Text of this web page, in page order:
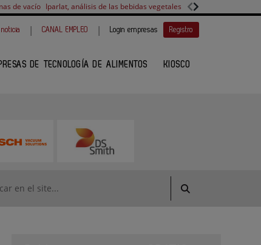
de vacío Iparlat, análisis de las bebidas vegetales FANUC, colaboración
| CANAL EMPLEO | Login empresas Registro
DE TECNOLOGÍA DE ALIMENTOS KIOSCO